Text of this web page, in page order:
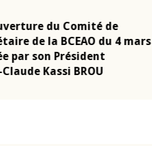
du Comité de
de la BCEAO du 4 mars
par son Président
Kassi BROU